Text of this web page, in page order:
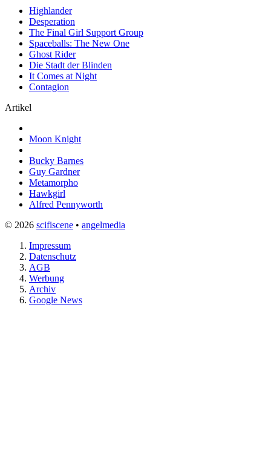
Highlander
Desperation
The Final Girl Support Group
Spaceballs: The New One
Ghost Rider
Die Stadt der Blinden
It Comes at Night
Contagion
Artikel
Moon Knight
Bucky Barnes
Guy Gardner
Metamorpho
Hawkgirl
Alfred Pennyworth
© 2026 scifiscene • angelmedia
Impressum
Datenschutz
AGB
Werbung
Archiv
Google News